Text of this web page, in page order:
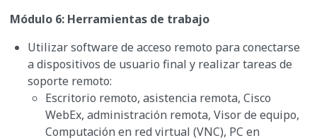
Módulo 6: Herramientas de trabajo
Utilizar software de acceso remoto para conectarse
a dispositivos de usuario final y realizar tareas de
soporte remoto:
Escritorio remoto, asistencia remota, Cisco
WebEx, administración remota, Visor de equipo,
Computación en red virtual (VNC), PC en